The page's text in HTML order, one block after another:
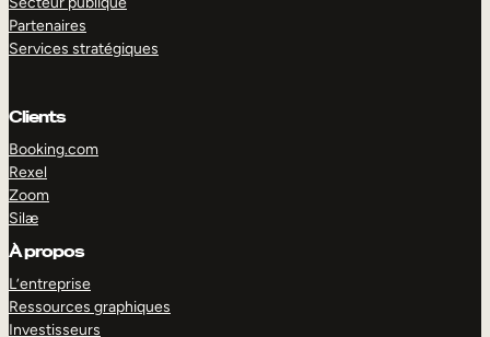
Partenaires
Services stratégiques
Clients
Booking.com
Rexel
Zoom
Silæ
À propos
L’entreprise
Ressources graphiques
Investisseurs